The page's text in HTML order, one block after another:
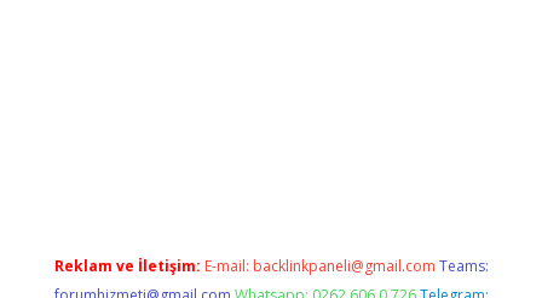
Reklam ve İletişim: E-mail: backlinkpaneli@gmail.com Teams: